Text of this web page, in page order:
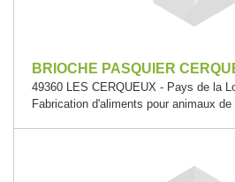
BRIOCHE PASQUIER
49360 LES CERQUEUX - Pays de la
Fabrication d'aliments pour animaux de